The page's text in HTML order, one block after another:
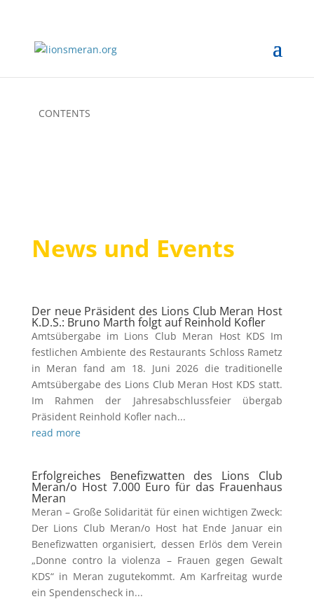
CONTENTS
News und Events
Der neue Präsident des Lions Club Meran Host
K.D.S.: Bruno Marth folgt auf Reinhold Kofler
Amtsübergabe im Lions Club Meran Host KDS Im
festlichen Ambiente des Restaurants Schloss Rametz
in Meran fand am 18. Juni 2026 die traditionelle
Amtsübergabe des Lions Club Meran Host KDS statt.
Im Rahmen der Jahresabschlussfeier übergab
Präsident Reinhold Kofler nach...
read more
Erfolgreiches Benefizwatten des Lions Club
Meran/o Host 7.000 Euro für das Frauenhaus
Meran
Meran – Große Solidarität für einen wichtigen Zweck:
Der Lions Club Meran/o Host hat Ende Januar ein
Benefizwatten organisiert, dessen Erlös dem Verein
„Donne contro la violenza – Frauen gegen Gewalt
KDS“ in Meran zugutekommt. Am Karfreitag wurde
ein Spendenscheck in...